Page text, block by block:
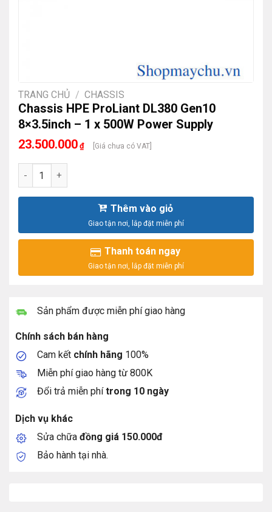
TRANG CHỦ / CHASSIS
Chassis HPE ProLiant DL380 Gen10
8×3.5inch – 1 x 500W Power Supply
23.500.000 ₫ [Giá chưa có VAT]
Chassis HPE ProLiant DL380 Gen10 8x3.5inch - 1 x 500W
Thêm vào giỏ
Thanh toán ngay
Sản phẩm được miễn phí giao hàng
Chính sách bán hàng
Cam kết chính hãng 100%
Miễn phí giao hàng từ 800K
Đổi trả miễn phítrong 10 ngày
Dịch vụ khác
Sửa chữa đồng giá 150.000đ
Bảo hành tại nhà.